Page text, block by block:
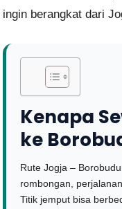
ingin berangkat dari
Kenapa
ke
Rute Jogja –
rombongan,
Titik jemput bisa